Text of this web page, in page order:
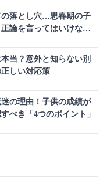
落とし穴…思春期の子
論を言ってはいけない
当？意外と知らない別
しい対応策
の理由！子供の成績が
べき「4つのポイント」